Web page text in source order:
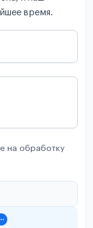
время.
на обработку